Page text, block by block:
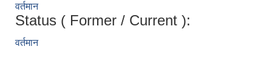
वर्तमान
Status ( Former / Current ):
वर्तमान